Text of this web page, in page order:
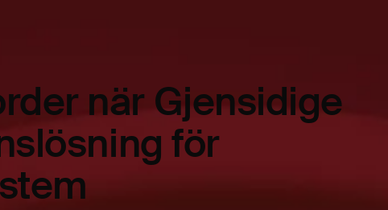
när Gjensidige
för